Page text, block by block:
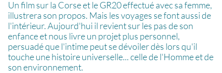
Un film sur la Corse et le GR20 effectué avec sa femme,
illustrera son propos. Mais les voyages se font aussi de
l'intérieur. Aujourd'hui il revient sur les pas de son
enfance et nous livre un projet plus personnel,
persuadé que l'intime peut se dévoiler dès lors qu'il
touche une histoire universelle... celle de l'Homme et de
son environnement.